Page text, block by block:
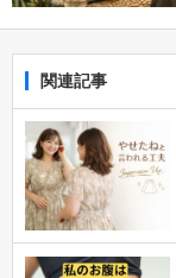
関連記事